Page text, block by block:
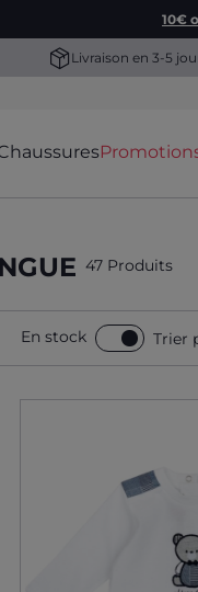
10€
Livraison en 3-5
47 Produits
En stock Trier